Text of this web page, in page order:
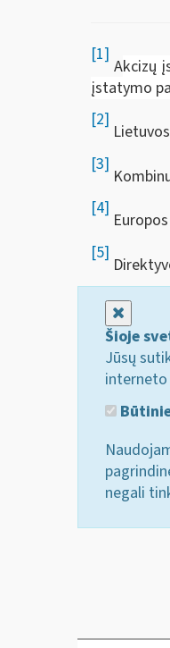
[1]
Akcizų
įstatymo
[2]
[3]
[4]
[5]
Šioje
Jūsų
interneto
negali